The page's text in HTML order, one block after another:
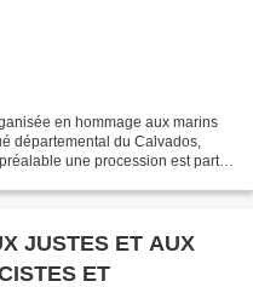
en hommage aux marins
départemental du Calvados,
une procession est partie
JUSTES ET AUX
ET